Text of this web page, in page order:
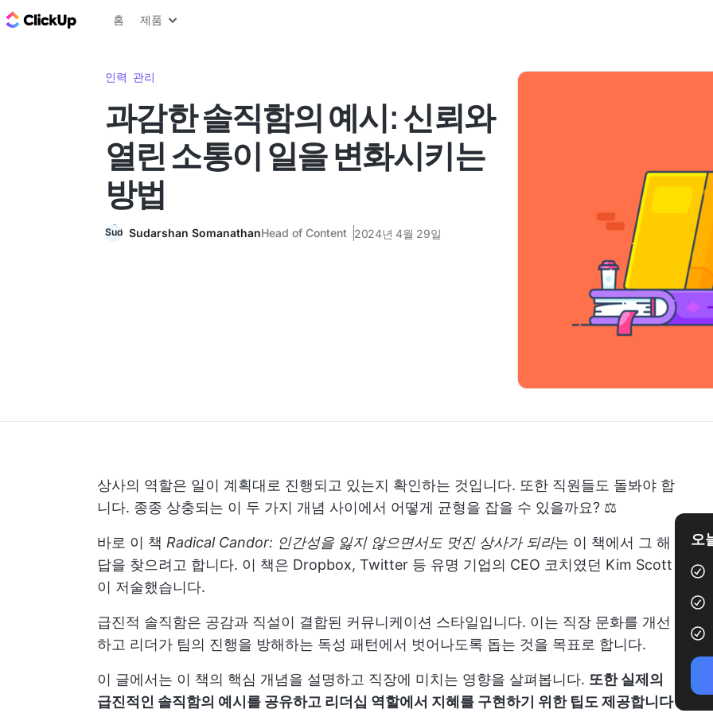
ClickUp 블로그
홈 제품
인력 관리
과감한 솔직함의 예시: 신뢰와
열린 소통이 일을 변화시키는
방법
Sudarshan SomanathanHead of Content 2024년 4월 29일
상사의 역할은 일이 계획대로 진행되고 있는지 확인하는 것입니다. 또한 직원들도 돌봐야 합
니다. 종종 상충되는 이 두 가지 개념 사이에서 어떻게 균형을 잡을 수 있을까요? ⚖️
바로 이 책 Radical Candor: 인간성을 잃지 않으면서도 멋진 상사가 되라는 이 책에서 그 해
답을 찾으려고 합니다. 이 책은 Dropbox, Twitter 등 유명 기업의 CEO 코치였던 Kim Scott
이 저술했습니다.
급진적 솔직함은 공감과 직설이 결합된 커뮤니케이션 스타일입니다. 이는 직장 문화를 개선
하고 리더가 팀의 진행을 방해하는 독성 패턴에서 벗어나도록 돕는 것을 목표로 합니다.
이 글에서는 이 책의 핵심 개념을 설명하고 직장에 미치는 영향을 살펴봅니다. 또한 실제의
급진적인 솔직함의 예시를 공유하고 리더십 역할에서 지혜를 구현하기 위한 팁도 제공합니다
오